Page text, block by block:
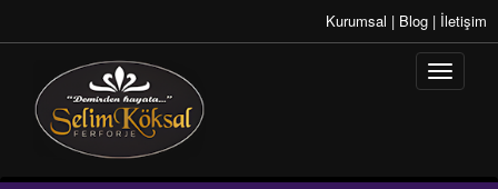
Kurumsal | Blog | İletişim